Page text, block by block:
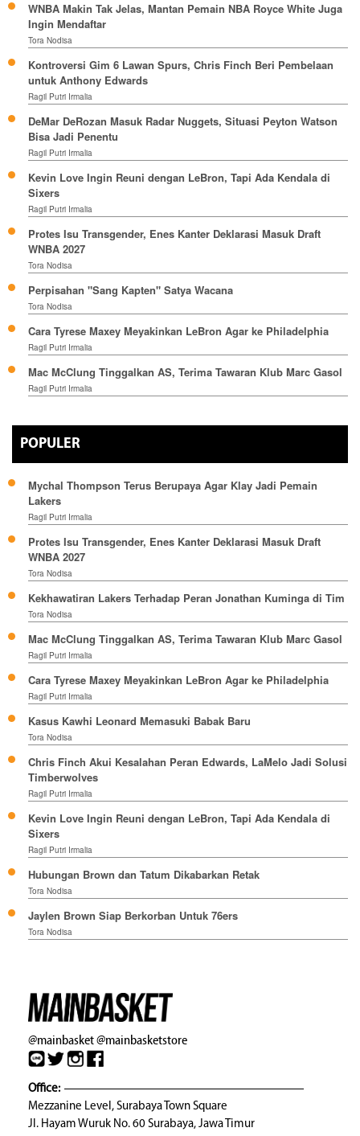
WNBA Makin Tak Jelas, Mantan Pemain NBA Royce White Juga
Ingin Mendaftar
Tora Nodisa
Kontroversi Gim 6 Lawan Spurs, Chris Finch Beri Pembelaan
untuk Anthony Edwards
Ragil Putri Irmalia
DeMar DeRozan Masuk Radar Nuggets, Situasi Peyton Watson
Bisa Jadi Penentu
Ragil Putri Irmalia
Kevin Love Ingin Reuni dengan LeBron, Tapi Ada Kendala di
Sixers
Ragil Putri Irmalia
Protes Isu Transgender, Enes Kanter Deklarasi Masuk Draft
WNBA 2027
Tora Nodisa
Perpisahan "Sang Kapten" Satya Wacana
Tora Nodisa
Cara Tyrese Maxey Meyakinkan LeBron Agar ke Philadelphia
Ragil Putri Irmalia
Mac McClung Tinggalkan AS, Terima Tawaran Klub Marc Gasol
Ragil Putri Irmalia
POPULER
Mychal Thompson Terus Berupaya Agar Klay Jadi Pemain
Lakers
Ragil Putri Irmalia
Protes Isu Transgender, Enes Kanter Deklarasi Masuk Draft
WNBA 2027
Tora Nodisa
Kekhawatiran Lakers Terhadap Peran Jonathan Kuminga di Tim
Tora Nodisa
Mac McClung Tinggalkan AS, Terima Tawaran Klub Marc Gasol
Ragil Putri Irmalia
Cara Tyrese Maxey Meyakinkan LeBron Agar ke Philadelphia
Ragil Putri Irmalia
Kasus Kawhi Leonard Memasuki Babak Baru
Tora Nodisa
Chris Finch Akui Kesalahan Peran Edwards, LaMelo Jadi Solusi
Timberwolves
Ragil Putri Irmalia
Kevin Love Ingin Reuni dengan LeBron, Tapi Ada Kendala di
Sixers
Ragil Putri Irmalia
Hubungan Brown dan Tatum Dikabarkan Retak
Tora Nodisa
Jaylen Brown Siap Berkorban Untuk 76ers
Tora Nodisa
@mainbasket@mainbasketstore
Office:
Mezzanine Level, Surabaya Town Square
Jl. Hayam Wuruk No. 60 Surabaya, Jawa Timur